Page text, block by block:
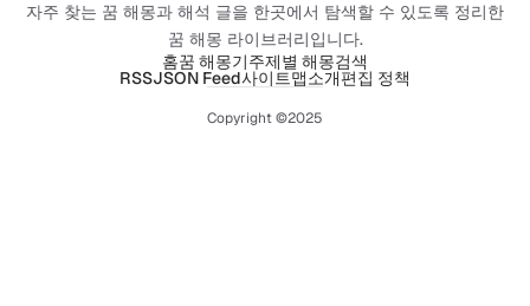
자주 찾는 꿈 해몽과 해석 글을 한곳에서 탐색할 수 있도록 정리한
꿈 해몽 라이브러리입니다.
홈꿈 해몽기주제별 해몽검색
RSSJSON Feed사이트맵소개편집 정책
Copyright ©2025